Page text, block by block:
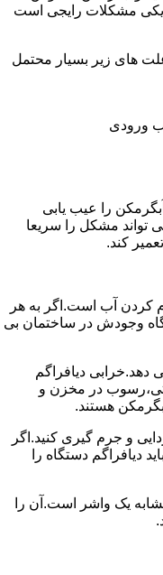
مشکلات رایجی است
های زیر بسیار محتمل
ورودی
را عیب یابی
تواند مشکل را سریعا
کند.
کردن آب است.اگر به هر
وجودش در ساختمان بی
دیافراگم
در مخزن و
هستند.
و جرم گیری کنید.اگر
دستگاه را
یک واشر است.آن را